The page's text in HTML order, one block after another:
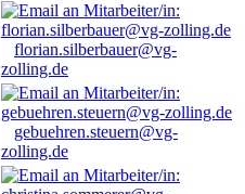
florian.silberbauer@vg-
zolling.de
gebuehren.steuern@vg-
zolling.de